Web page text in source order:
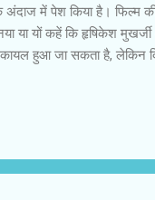
में पेश किया है। फिल्म
या यों कहें कि हृषिकेश
हुआ जा सकता है, लेकिन
अलग हैं। तीनों की एक
बच्चा है जी प्रेम और विवाह ...